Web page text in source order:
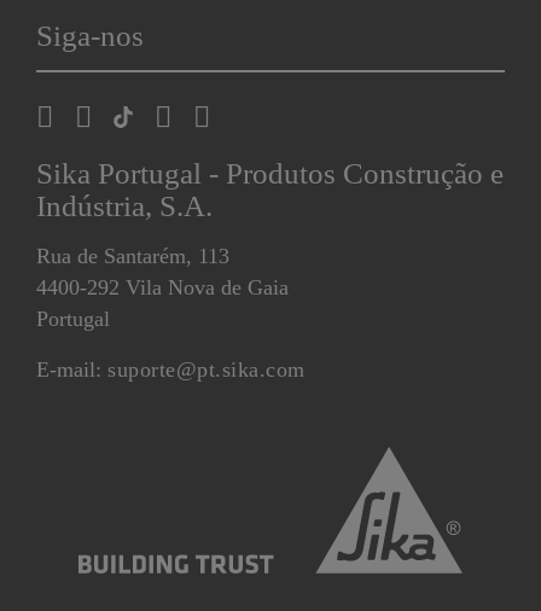
Siga-nos
Sika Portugal - Produtos Construção e
Indústria, S.A.
Rua de Santarém, 113
4400-292 Vila Nova de Gaia
Portugal
E-mail: suporte@pt.sika.com